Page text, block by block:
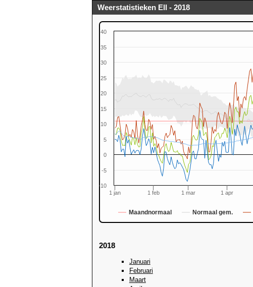
Weerstatistieken Ell - 2018
Maandnormaal Normaal gem.
1 jan 1 feb 1 mar 1 apr
-10
-5
0
5
10
15
20
25
30
35
40
2018
Januari
Februari
Maart